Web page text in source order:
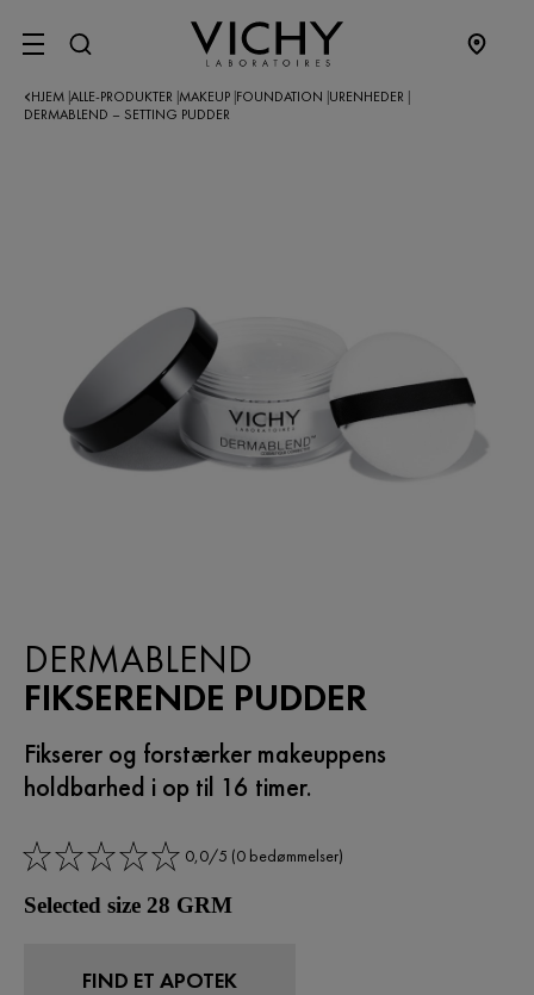
SITE MENU
HJEM ALLE-PRODUKTER MAKEUP FOUNDATION URENHEDER
DERMABLEND – SETTING PUDDER
DERMABLEND
FIKSERENDE PUDDER
Fikserer og forstærker makeuppens
holdbarhed i op til 16 timer.
0,0/5 (0 bedømmelser)
Selected size 28 GRM
FIND ET APOTEK